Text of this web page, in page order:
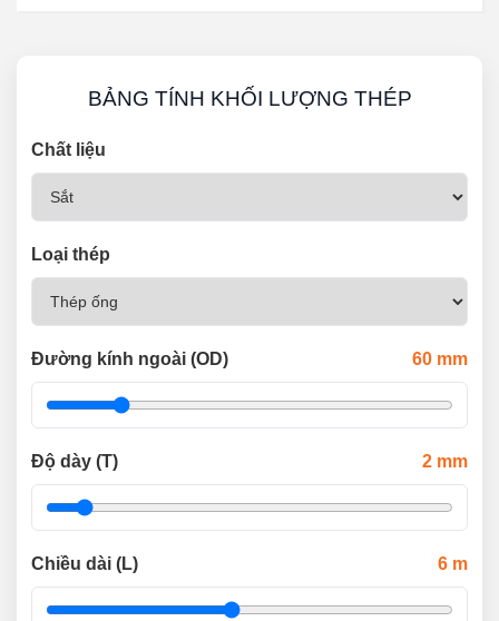
BẢNG TÍNH KHỐI LƯỢNG THÉP
Chất liệu
Loại thép
Đường kính ngoài (OD) 60 mm
Độ dày (T) 2 mm
Chiều dài (L) 6 m